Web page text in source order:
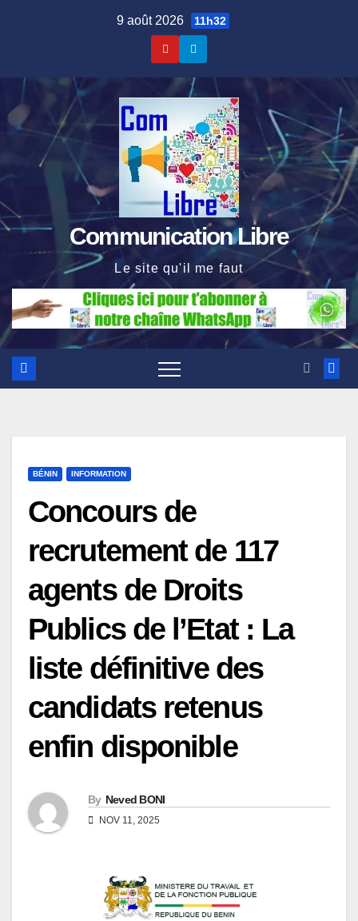
9 août 2026 11h32
Communication Libre
Le site qu'il me faut
BÉNIN INFORMATION
Concours de
recrutement de 117
agents de Droits
Publics de l’Etat : La
liste définitive des
candidats retenus
enfin disponible
By Neved BONI
NOV 11, 2025